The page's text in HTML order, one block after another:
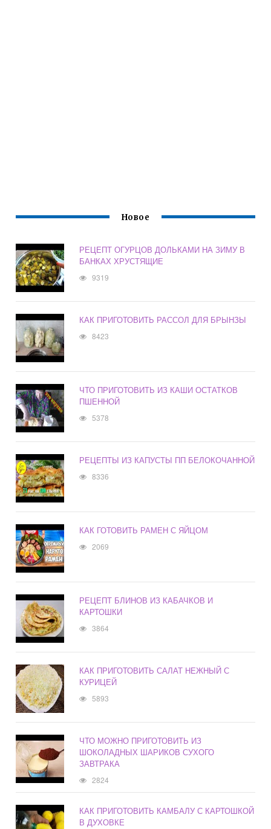
Новое
РЕЦЕПТ ОГУРЦОВ ДОЛЬКАМИ НА ЗИМУ В
БАНКАХ ХРУСТЯЩИЕ
9319
КАК ПРИГОТОВИТЬ РАССОЛ ДЛЯ БРЫНЗЫ
8423
ЧТО ПРИГОТОВИТЬ ИЗ КАШИ ОСТАТКОВ
ПШЕННОЙ
5378
РЕЦЕПТЫ ИЗ КАПУСТЫ ПП БЕЛОКОЧАННОЙ
8336
КАК ГОТОВИТЬ РАМЕН С ЯЙЦОМ
2069
РЕЦЕПТ БЛИНОВ ИЗ КАБАЧКОВ И
КАРТОШКИ
3864
КАК ПРИГОТОВИТЬ САЛАТ НЕЖНЫЙ С
КУРИЦЕЙ
5893
ЧТО МОЖНО ПРИГОТОВИТЬ ИЗ
ШОКОЛАДНЫХ ШАРИКОВ СУХОГО
ЗАВТРАКА
2824
КАК ПРИГОТОВИТЬ КАМБАЛУ С КАРТОШКОЙ
В ДУХОВКЕ